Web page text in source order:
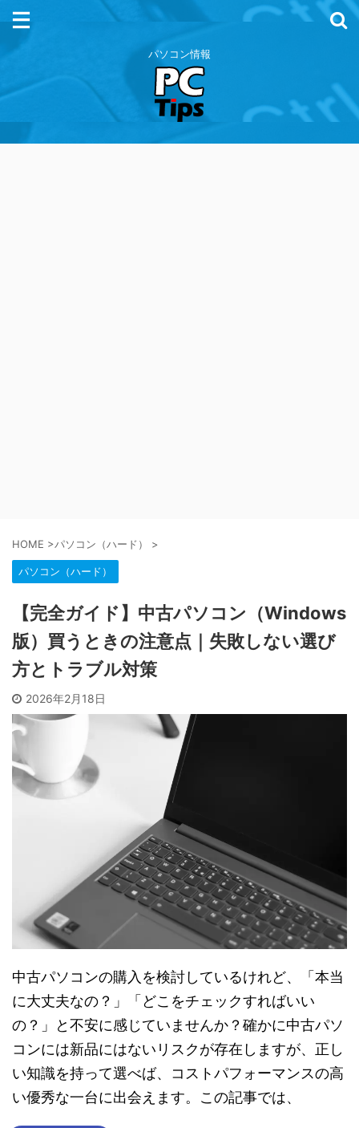
パソコン情報
HOME >パソコン（ハード） >
パソコン（ハード）
【完全ガイド】中古パソコン（Windows
版）買うときの注意点｜失敗しない選び
方とトラブル対策
2026年2月18日
中古パソコンの購入を検討しているけれど、「本当
に大丈夫なの？」「どこをチェックすればいい
の？」と不安に感じていませんか？確かに中古パソ
コンには新品にはないリスクが存在しますが、正し
い知識を持って選べば、コストパフォーマンスの高
い優秀な一台に出会えます。この記事では、